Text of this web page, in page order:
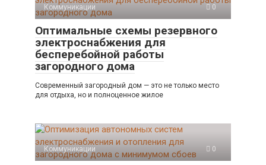
Коммуникации 0
Оптимальные схемы резервного
электроснабжения для
бесперебойной работы
загородного дома
Современный загородный дом — это не только место
для отдыха, но и полноценное жилое
Коммуникации 0